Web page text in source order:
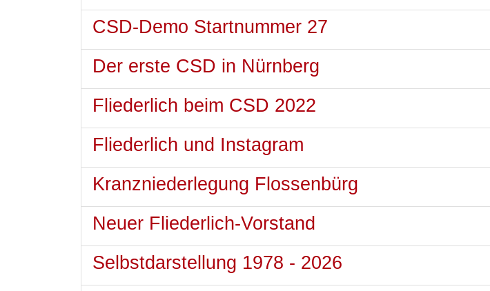
CSD-Demo Startnummer 27
Der erste CSD in Nürnberg
Fliederlich beim CSD 2022
Fliederlich und Instagram
Kranzniederlegung Flossenbürg
Neuer Fliederlich-Vorstand
Selbstdarstellung 1978 - 2026